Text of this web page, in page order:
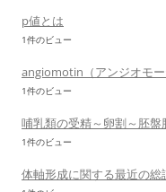
p値とは
1件のビュー
angiomotin（アンジオモ
1件のビュー
哺乳類の受精～卵割～胚盤
1件のビュー
体軸形成に関する最近の総